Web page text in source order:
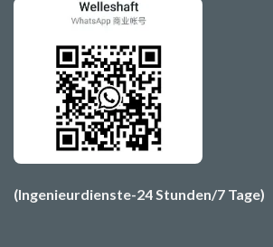
(Ingenieurdienste-24 Stunden/7 Tage)